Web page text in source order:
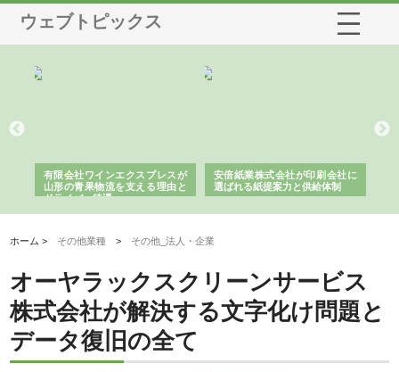
ウェブトピックス
株式会社が印刷会社に
紙提案力と供給体制
株式会社ハクシンが大阪で選ば
れる公共工事の実績と強み
株式会社翔栄が草
築基礎工事の現場力
ホーム > その他業種 > その他_法人・企業
オーヤラックスクリーンサービス
株式会社が解決する文字化け問題と
データ復旧の全て